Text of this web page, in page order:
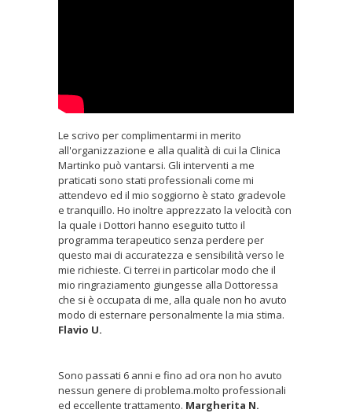
Le scrivo per complimentarmi in merito
all'organizzazione e alla qualità di cui la Clinica
Martinko può vantarsi. Gli interventi a me
praticati sono stati professionali come mi
attendevo ed il mio soggiorno è stato gradevole
e tranquillo. Ho inoltre apprezzato la velocità con
la quale i Dottori hanno eseguito tutto il
programma terapeutico senza perdere per
questo mai di accuratezza e sensibilità verso le
mie richieste. Ci terrei in particolar modo che il
mio ringraziamento giungesse alla Dottoressa
che si è occupata di me, alla quale non ho avuto
modo di esternare personalmente la mia stima.
Flavio U.
Sono passati 6 anni e fino ad ora non ho avuto
nessun genere di problema.molto professionali
ed eccellente trattamento. Margherita N.